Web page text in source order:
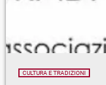
CULTURA E TRADIZIONI